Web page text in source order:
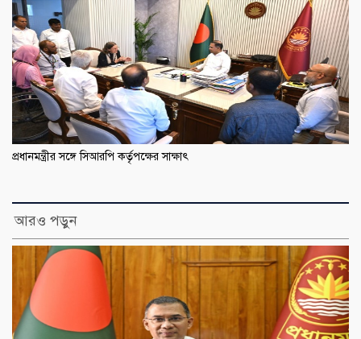
প্রধানমন্ত্রীর সঙ্গে সিআরপি কর্তৃপক্ষের সাক্ষাৎ
আরও পড়ুন